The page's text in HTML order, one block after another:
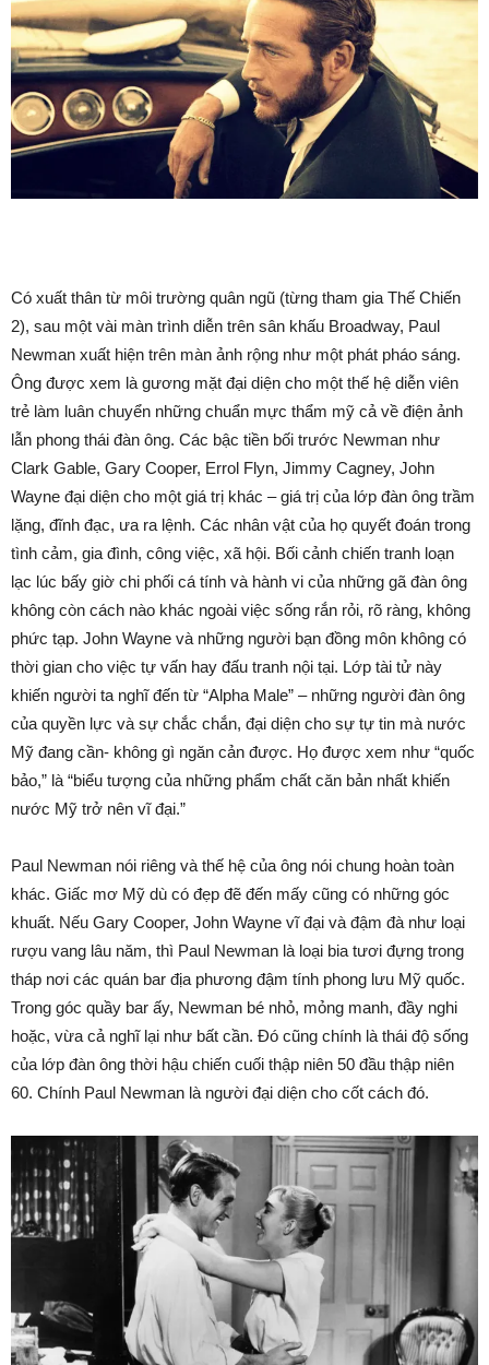
Có xuất thân từ môi trường quân ngũ (từng tham gia Thế Chiến
2), sau một vài màn trình diễn trên sân khấu Broadway, Paul
Newman xuất hiện trên màn ảnh rộng như một phát pháo sáng.
Ông được xem là gương mặt đại diện cho một thế hệ diễn viên
trẻ làm luân chuyển những chuẩn mực thẩm mỹ cả về điện ảnh
lẫn phong thái đàn ông. Các bậc tiền bối trước Newman như
Clark Gable, Gary Cooper, Errol Flyn, Jimmy Cagney, John
Wayne đại diện cho một giá trị khác – giá trị của lớp đàn ông trầm
lặng, đĩnh đạc, ưa ra lệnh. Các nhân vật của họ quyết đoán trong
tình cảm, gia đình, công việc, xã hội. Bối cảnh chiến tranh loạn
lạc lúc bấy giờ chi phối cá tính và hành vi của những gã đàn ông
không còn cách nào khác ngoài việc sống rắn rỏi, rõ ràng, không
phức tạp. John Wayne và những người bạn đồng môn không có
thời gian cho việc tự vấn hay đấu tranh nội tại. Lớp tài tử này
khiến người ta nghĩ đến từ “Alpha Male” – những người đàn ông
của quyền lực và sự chắc chắn, đại diện cho sự tự tin mà nước
Mỹ đang cần- không gì ngăn cản được. Họ được xem như “quốc
bảo,” là “biểu tượng của những phẩm chất căn bản nhất khiến
nước Mỹ trở nên vĩ đại.”
Paul Newman nói riêng và thế hệ của ông nói chung hoàn toàn
khác. Giấc mơ Mỹ dù có đẹp đẽ đến mấy cũng có những góc
khuất. Nếu Gary Cooper, John Wayne vĩ đại và đậm đà như loại
rượu vang lâu năm, thì Paul Newman là loại bia tươi đựng trong
tháp nơi các quán bar địa phương đậm tính phong lưu Mỹ quốc.
Trong góc quầy bar ấy, Newman bé nhỏ, mỏng manh, đầy nghi
hoặc, vừa cả nghĩ lại như bất cần. Đó cũng chính là thái độ sống
của lớp đàn ông thời hậu chiến cuối thập niên 50 đầu thập niên
60. Chính Paul Newman là người đại diện cho cốt cách đó.